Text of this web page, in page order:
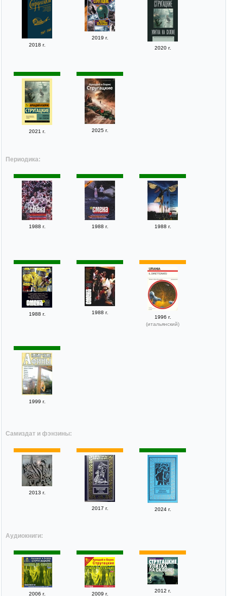
2018 г.
2019 г.
2020 г.
2021 г. 2025 г.
Периодика:
1988 г. 1988 г. 1988 г.
1988 г.
1988 г.
1996 г.
(итальянский)
1999 г.
Самиздат и фэнзины:
2013 г.
2017 г. 2024 г.
Аудиокниги:
2006 г. 2009 г.
2012 г.